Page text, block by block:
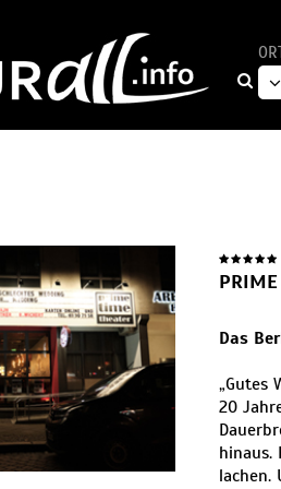
Das
„Gutes
20
hinaus.
lachen.